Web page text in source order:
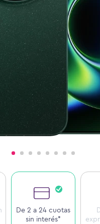
De 2 a 24 cuotas
sin interés*